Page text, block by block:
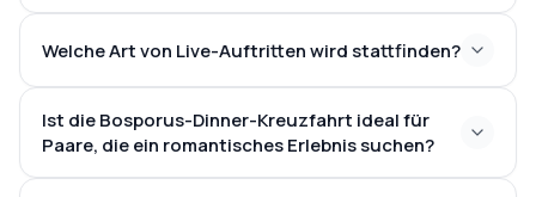
bietet
Uhr
20:30 Uhr bis 23:30
Uhr
Welche Art von Live-Auftritten wird stattfinden?
Ist die Bosporus-Dinner-Kreuzfahrt ideal für
Paare, die ein romantisches Erlebnis suchen?